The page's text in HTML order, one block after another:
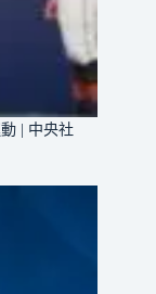
| 中央社